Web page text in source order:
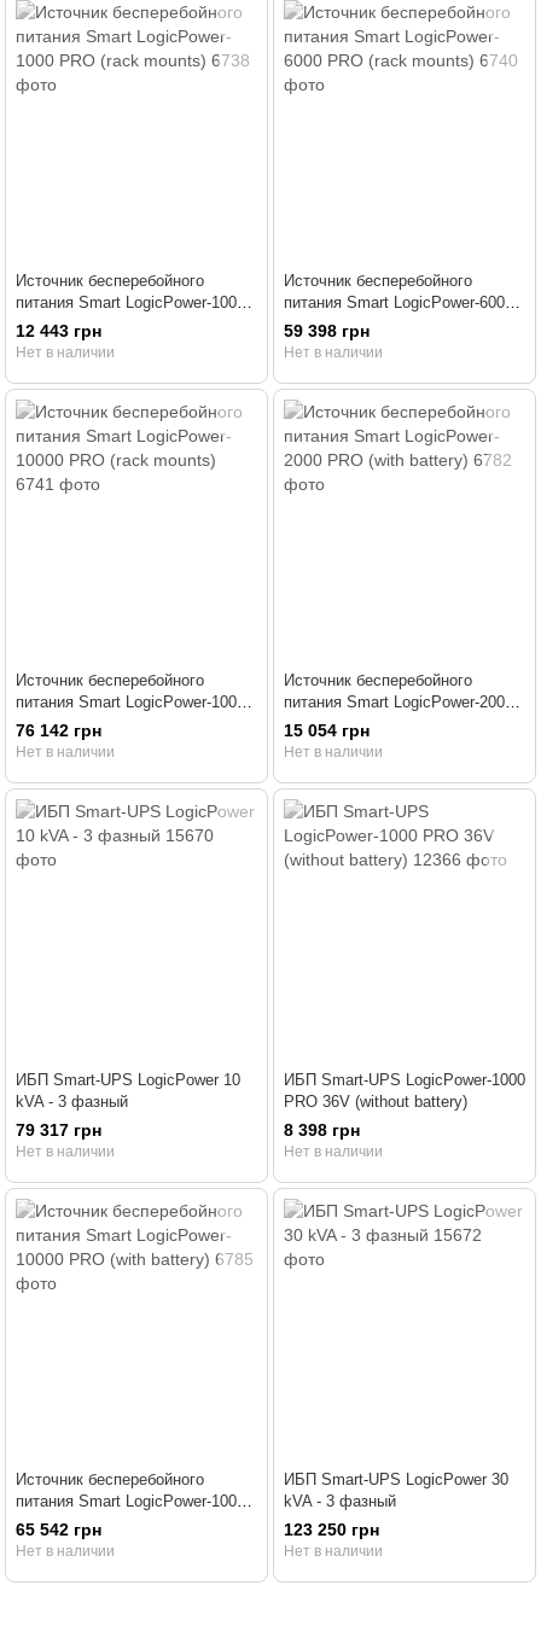
Источник бесперебойного
питания Smart LogicPower-1000
PRO (rack mounts)
12 443 грн
Нет в наличии
Источник бесперебойного
питания Smart LogicPower-6000
PRO (rack mounts)
59 398 грн
Нет в наличии
Источник бесперебойного
питания Smart LogicPower-10000
PRO (rack mounts)
76 142 грн
Нет в наличии
Источник бесперебойного
питания Smart LogicPower-2000
PRO (with battery)
15 054 грн
Нет в наличии
ИБП Smart-UPS LogicPower 10
kVA - 3 фазный
79 317 грн
Нет в наличии
ИБП Smart-UPS LogicPower-1000
PRO 36V (without battery)
8 398 грн
Нет в наличии
Источник бесперебойного
питания Smart LogicPower-10000
PRO (with battery)
65 542 грн
Нет в наличии
ИБП Smart-UPS LogicPower 30
kVA - 3 фазный
123 250 грн
Нет в наличии